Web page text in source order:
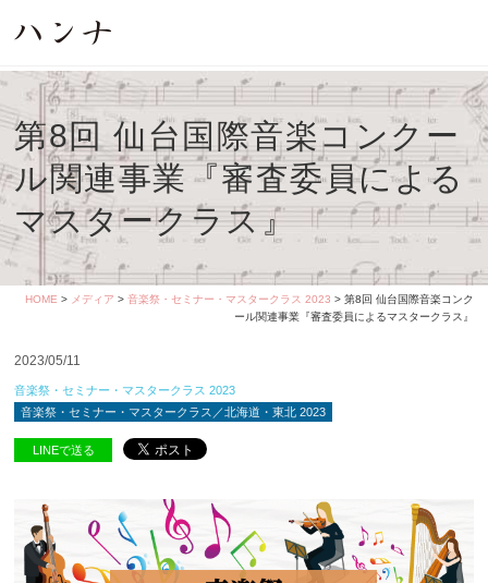
第8回 仙台国際音楽コンクー
ル関連事業『審査委員による
マスタークラス』
HOME > メディア > 音楽祭・セミナー・マスタークラス 2023 > 第8回 仙台国際音楽コンク
ール関連事業『審査委員によるマスタークラス』
2023/05/11
音楽祭・セミナー・マスタークラス 2023
音楽祭・セミナー・マスタークラス／北海道・東北 2023
LINEで送る